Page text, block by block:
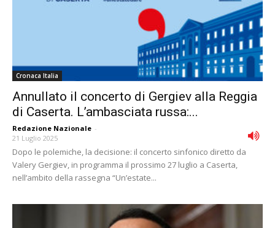
Cronaca Italia
Annullato il concerto di Gergiev alla Reggia
di Caserta. L’ambasciata russa:...
Redazione Nazionale -
21 Luglio 2025
Dopo le polemiche, la decisione: il concerto sinfonico diretto da
Valery Gergiev, in programma il prossimo 27 luglio a Caserta,
nell’ambito della rassegna “Un’estate...